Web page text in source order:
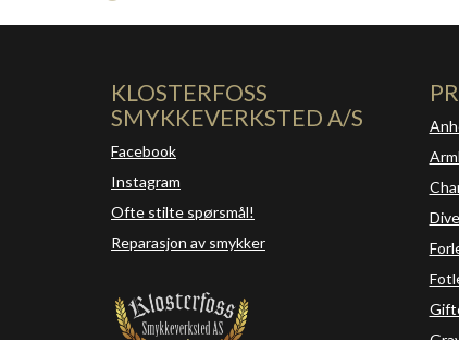
KLOSTERFOSS
SMYKKEVERKSTED A/S
Facebook
Instagram
Ofte stilte spørsmål!
Reparasjon av smykker